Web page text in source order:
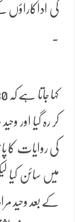
کی اداکاراؤں
کر رہ گیا اور
کی روایات کا
میں سائن کیا
کے بعد وحید